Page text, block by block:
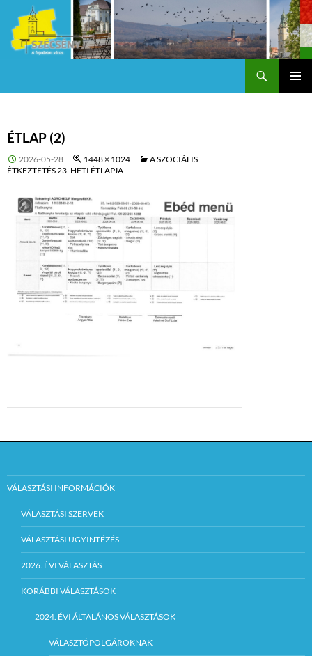
ÉTLAP (2)
2026-05-28 1448 × 1024
A SZOCIÁLIS
ÉTKEZTETÉS 23. HETI ÉTLAPJA
VÁLASZTÁSI INFORMÁCIÓK
VÁLASZTÁSI SZERVEK
VÁLASZTÁSI ÜGYINTÉZÉS
2026. ÉVI VÁLASZTÁS
KORÁBBI VÁLASZTÁSOK
2024. ÉVI ÁLTALÁNOS VÁLASZTÁSOK
VÁLASZTÓPOLGÁROKNAK